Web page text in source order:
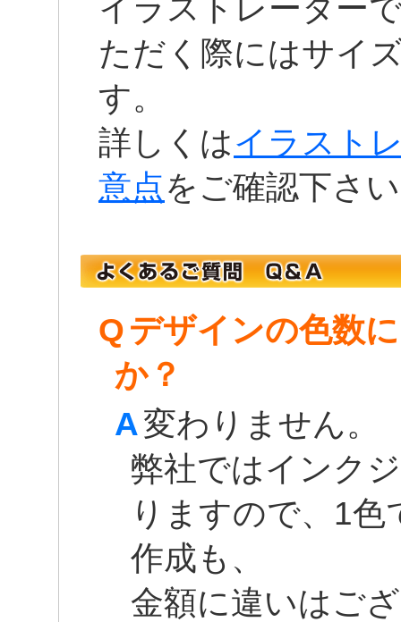
イラストレーター
ただく際にはサイ
す。
詳しくはイラスト
意点をご確認下さ
Qデザインの色数
か？
A変わりません。
弊社ではインク
りますので、1
作成も、
金額に違いはご